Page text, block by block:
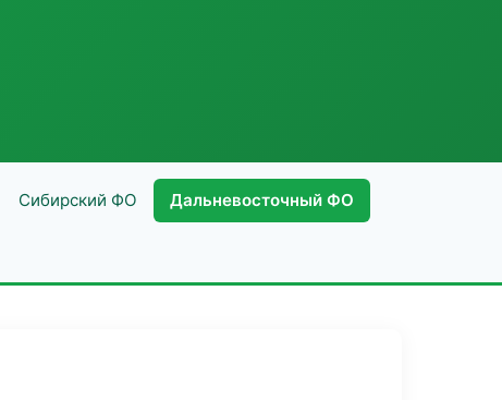
Сибирский ФО Дальневосточный ФО